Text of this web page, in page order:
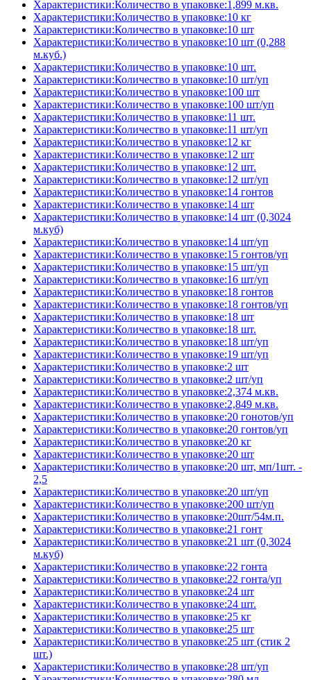
Характеристики:Количество в упаковке:1,899 м.кв.
Характеристики:Количество в упаковке:10 кг
Характеристики:Количество в упаковке:10 шт
Характеристики:Количество в упаковке:10 шт (0,288
м.куб.)
Характеристики:Количество в упаковке:10 шт.
Характеристики:Количество в упаковке:10 шт/уп
Характеристики:Количество в упаковке:100 шт
Характеристики:Количество в упаковке:100 шт/уп
Характеристики:Количество в упаковке:11 шт.
Характеристики:Количество в упаковке:11 шт/уп
Характеристики:Количество в упаковке:12 кг
Характеристики:Количество в упаковке:12 шт
Характеристики:Количество в упаковке:12 шт.
Характеристики:Количество в упаковке:12 шт/уп
Характеристики:Количество в упаковке:14 гонтов
Характеристики:Количество в упаковке:14 шт
Характеристики:Количество в упаковке:14 шт (0,3024
м.куб)
Характеристики:Количество в упаковке:14 шт/уп
Характеристики:Количество в упаковке:15 гонтов/уп
Характеристики:Количество в упаковке:15 шт/уп
Характеристики:Количество в упаковке:16 шт/уп
Характеристики:Количество в упаковке:18 гонтов
Характеристики:Количество в упаковке:18 гонтов/уп
Характеристики:Количество в упаковке:18 шт
Характеристики:Количество в упаковке:18 шт.
Характеристики:Количество в упаковке:18 шт/уп
Характеристики:Количество в упаковке:19 шт/уп
Характеристики:Количество в упаковке:2 шт
Характеристики:Количество в упаковке:2 шт/уп
Характеристики:Количество в упаковке:2,374 м.кв.
Характеристики:Количество в упаковке:2,849 м.кв.
Характеристики:Количество в упаковке:20 гонотов/уп
Характеристики:Количество в упаковке:20 гонтов/уп
Характеристики:Количество в упаковке:20 кг
Характеристики:Количество в упаковке:20 шт
Характеристики:Количество в упаковке:20 шт, мп/1шт. -
2,5
Характеристики:Количество в упаковке:20 шт/уп
Характеристики:Количество в упаковке:200 шт/уп
Характеристики:Количество в упаковке:20шт/54м.п.
Характеристики:Количество в упаковке:21 гонт
Характеристики:Количество в упаковке:21 шт (0,3024
м.куб)
Характеристики:Количество в упаковке:22 гонта
Характеристики:Количество в упаковке:22 гонта/уп
Характеристики:Количество в упаковке:24 шт
Характеристики:Количество в упаковке:24 шт.
Характеристики:Количество в упаковке:25 кг
Характеристики:Количество в упаковке:25 шт
Характеристики:Количество в упаковке:25 шт (стик 2
шт.)
Характеристики:Количество в упаковке:28 шт/уп